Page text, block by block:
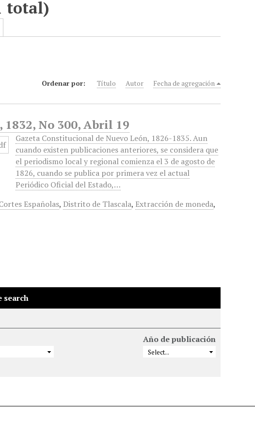
total)
Ordenar por: Título Autor Fecha de agregación
No 300, Abril 19
Gazeta Constitucional de Nuevo León, 1826-1835. Aun
cuando existen publicaciones anteriores, se considera que
el periodismo local y regional comienza el 3 de agosto de
1826, cuando se publica por primera vez el actual
Periódico Oficial del Estado,…
Españolas, Distrito de Tlascala, Extracción de moneda,
search
Año de publicación